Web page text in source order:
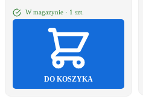
W magazynie · 1 szt.
DO KOSZYKA